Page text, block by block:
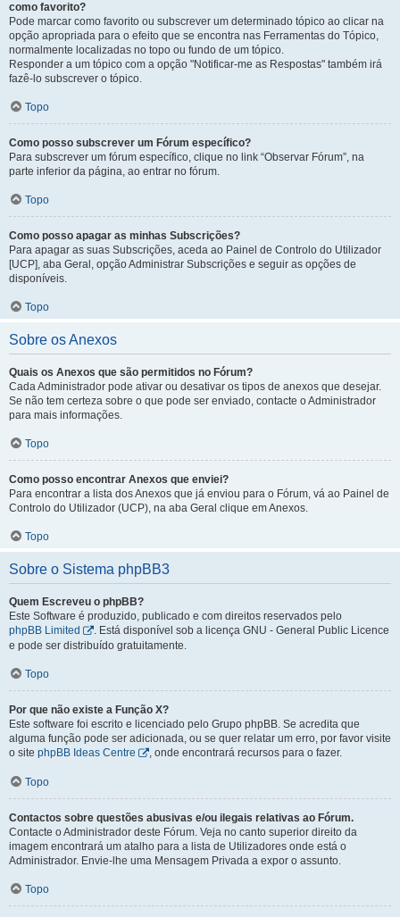
como favorito?
Pode marcar como favorito ou subscrever um determinado tópico ao clicar na
opção apropriada para o efeito que se encontra nas Ferramentas do Tópico,
normalmente localizadas no topo ou fundo de um tópico.
Responder a um tópico com a opção "Notificar-me as Respostas" também irá
fazê-lo subscrever o tópico.
Topo
Como posso subscrever um Fórum específico?
Para subscrever um fórum específico, clique no link “Observar Fórum”, na
parte inferior da página, ao entrar no fórum.
Topo
Como posso apagar as minhas Subscrições?
Para apagar as suas Subscrições, aceda ao Painel de Controlo do Utilizador
[UCP], aba Geral, opção Administrar Subscrições e seguir as opções de
disponíveis.
Topo
Sobre os Anexos
Quais os Anexos que são permitidos no Fórum?
Cada Administrador pode ativar ou desativar os tipos de anexos que desejar.
Se não tem certeza sobre o que pode ser enviado, contacte o Administrador
para mais informações.
Topo
Como posso encontrar Anexos que enviei?
Para encontrar a lista dos Anexos que já enviou para o Fórum, vá ao Painel de
Controlo do Utilizador (UCP), na aba Geral clique em Anexos.
Topo
Sobre o Sistema phpBB3
Quem Escreveu o phpBB?
Este Software é produzido, publicado e com direitos reservados pelo
phpBB Limited
. Está disponível sob a licença GNU - General Public Licence
e pode ser distribuído gratuitamente.
Topo
Por que não existe a Função X?
Este software foi escrito e licenciado pelo Grupo phpBB. Se acredita que
alguma função pode ser adicionada, ou se quer relatar um erro, por favor visite
o site phpBB Ideas Centre , onde encontrará recursos para o fazer.
Topo
Contactos sobre questões abusivas e/ou ilegais relativas ao Fórum.
Contacte o Administrador deste Fórum. Veja no canto superior direito da
imagem encontrará um atalho para a lista de Utilizadores onde está o
Administrador. Envie-lhe uma Mensagem Privada a expor o assunto.
Topo